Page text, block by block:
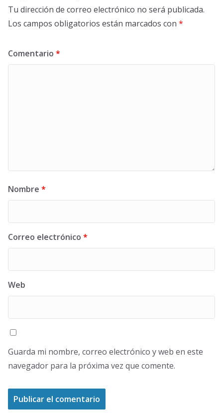
Tu dirección de correo electrónico no será publicada.
Los campos obligatorios están marcados con *
Comentario *
Nombre *
Correo electrónico *
Web
Guarda mi nombre, correo electrónico y web en este
navegador para la próxima vez que comente.